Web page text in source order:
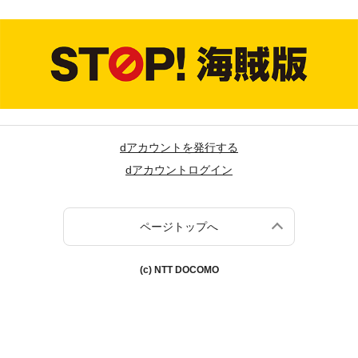
dアカウントを発行する
dアカウントログイン
ページトップへ
(c) NTT DOCOMO